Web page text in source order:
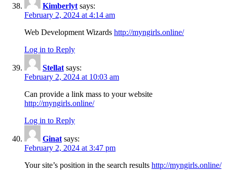
Kimberlyt says:
February 2, 2024 at 4:14 am
Web Development Wizards http://myngirls.online/
Log in to Reply
Stellat says:
February 2, 2024 at 10:03 am
Can provide a link mass to your website
http://myngirls.online/
Log in to Reply
Ginat says:
February 2, 2024 at 3:47 pm
Your site’s position in the search results http://myngirls.online/